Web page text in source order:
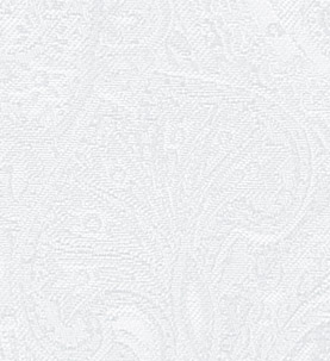
17.05.2026
Ювілей Валентини
13.05.2026
Конкурс на заміщення
посад
12.05.2026
Ювілей Світлани
10.05.2026
Онлайн-трансляція
кого?»